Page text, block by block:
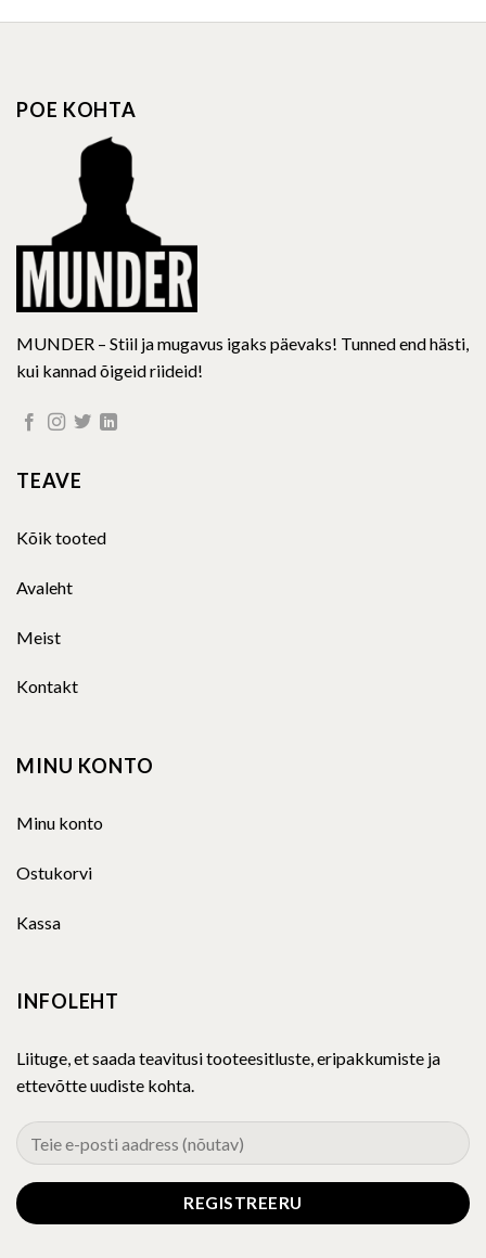
multiple
may
chosen
on
the
product
page
POE KOHTA
MUNDER – Stiil ja mugavus igaks päevaks! Tunned end hästi,
kui kannad õigeid riideid!
TEAVE
Kõik tooted
Avaleht
Meist
Kontakt
MINU KONTO
Minu konto
Ostukorvi
Kassa
INFOLEHT
Liituge, et saada teavitusi tooteesitluste, eripakkumiste ja
ettevõtte uudiste kohta.